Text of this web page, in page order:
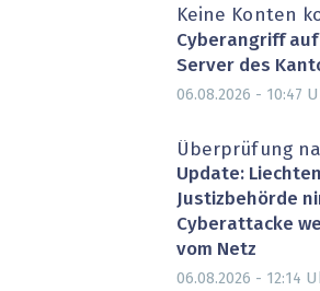
Keine Konten
Cyberangriff
Server des
06.08.2026 - 10:47
Überprüfung
Update:
Justizbehörde
Cyberattacke
vom Netz
06.08.2026 - 12:14